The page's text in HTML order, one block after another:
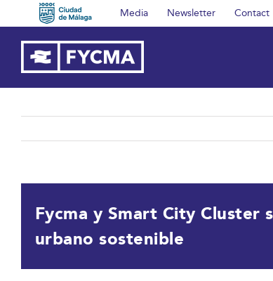
to
content
Media Newsletter Contact
Fycma y Smart City
urbano sostenible